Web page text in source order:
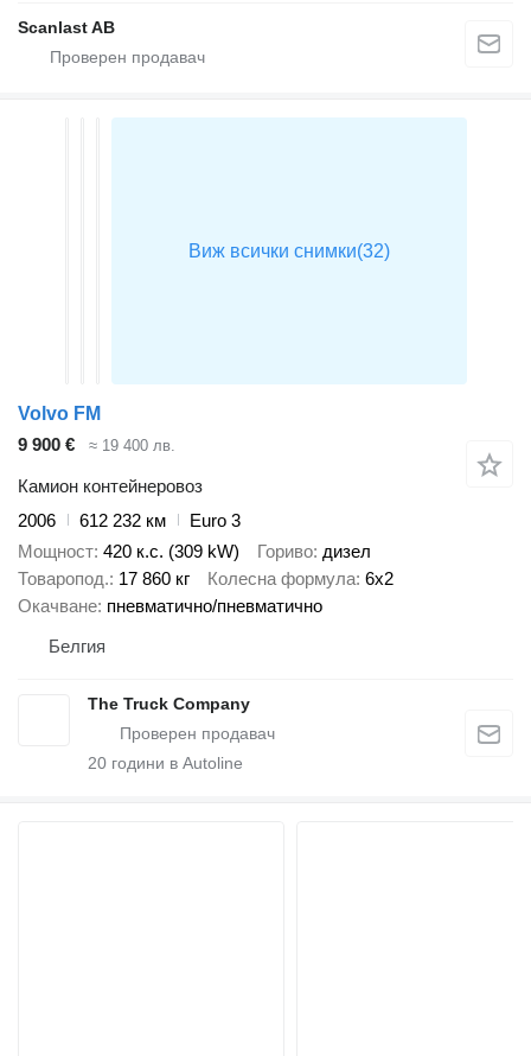
Scanlast AB
Volvo FM
9 900 €
≈ 19 400 лв.
Камион контейнеровоз
2006
612 232 км
Euro 3
Мощност 420 к.с. (309 kW) Гориво дизел
Товаропод. 17 860 кг Колесна формула 6x2
Окачване пневматично/пневматично
Белгия
The Truck Company
20 години в Autoline